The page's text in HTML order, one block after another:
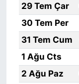
29 Tem Çar
30 Tem Per
31 Tem Cum
1 Ağu Cts
2 Ağu Paz